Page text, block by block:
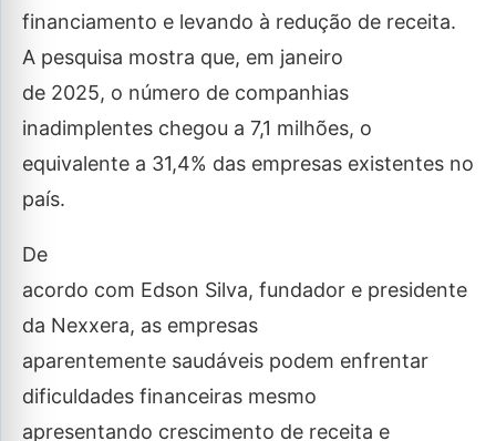
financiamento e levando à redução de receita.
A pesquisa mostra que, em janeiro
de 2025, o número de companhias
inadimplentes chegou a 7,1 milhões, o
equivalente a 31,4% das empresas existentes no
país.
De
acordo com Edson Silva, fundador e presidente
da Nexxera, as empresas
aparentemente saudáveis podem enfrentar
dificuldades financeiras mesmo
apresentando crescimento de receita e